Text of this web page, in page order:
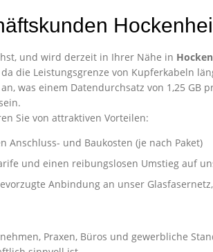
und wird derzeit in Ihrer Nähe in
die Leistungsgrenze von Kupferkabeln
was einem Datendurchsatz von 1,25 GB
Sie von attraktiven Vorteilen:
Anschluss- und Baukosten (je nach Paket)
und einen reibungslosen Umstieg auf
Anbindung an unser
Praxen, Büros und gewerbliche